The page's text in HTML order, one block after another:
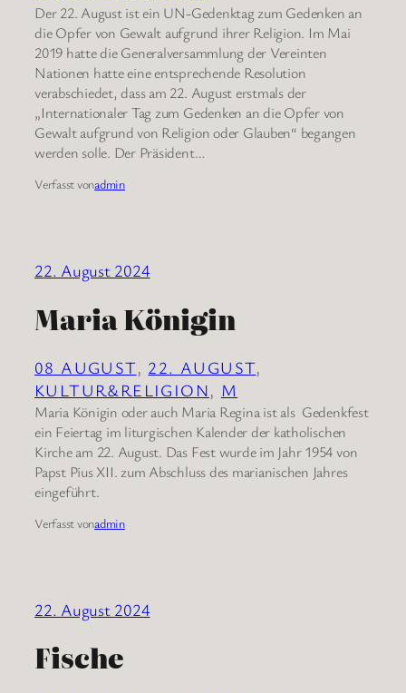
Der 22. August ist ein UN-Gedenktag zum Gedenken an
die Opfer von Gewalt aufgrund ihrer Religion. Im Mai
2019 hatte die Generalversammlung der Vereinten
Nationen hatte eine entsprechende Resolution
verabschiedet, dass am 22. August erstmals der
„Internationaler Tag zum Gedenken an die Opfer von
Gewalt aufgrund von Religion oder Glauben“ begangen
werden solle. Der Präsident…
Verfasst vonadmin
22. August 2024
Maria Königin
08 AUGUST, 22. AUGUST
KULTUR&RELIGION, M
Maria Königin oder auch Maria Regina ist als Gedenkfest
ein Feiertag im liturgischen Kalender der katholischen
Kirche am 22. August. Das Fest wurde im Jahr 1954 von
Papst Pius XII. zum Abschluss des marianischen Jahres
eingeführt.
Verfasst vonadmin
22. August 2024
Fische